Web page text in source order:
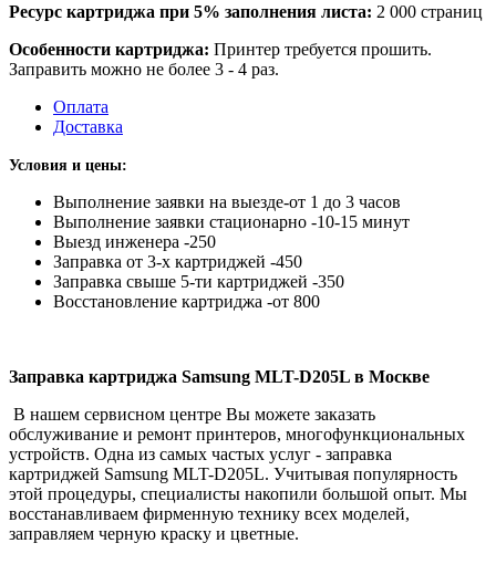
Ресурс картриджа при 5% заполнения листа: 2 000 страниц
Особенности картриджа: Принтер требуется прошить.
Заправить можно не более 3 - 4 раз.
Оплата
Доставка
Условия и цены:
Выполнение заявки на выезде-от 1 до 3 часов
Выполнение заявки стационарно -10-15 минут
Выезд инженера -250
Заправка от 3-х картриджей -450
Заправка свыше 5-ти картриджей -350
Восстановление картриджа -от 800
Заправка картриджа Samsung MLT-D205L в Москве
В нашем сервисном центре Вы можете заказать
обслуживание и ремонт принтеров, многофункциональных
устройств. Одна из самых частых услуг - заправка
картриджей Samsung MLT-D205L. Учитывая популярность
этой процедуры, специалисты накопили большой опыт. Мы
восстанавливаем фирменную технику всех моделей,
заправляем черную краску и цветные.